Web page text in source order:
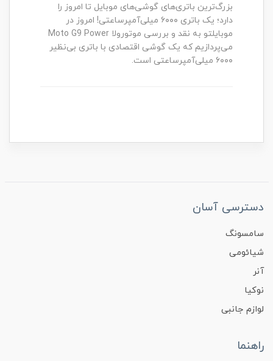
بزرگ‌ترین باتری‌های گوشی‌های موبایل تا امروز را
دارد؛ یک باتری ۶۰۰۰ میلی‌آمپرساعتی! امروز در
موبایلتو به نقد و بررسی موتورولا Moto G9 Power
می‌پردازیم که یک گوشی اقتصادی با باتری بی‌نظیر
۶۰۰۰ میلی‌آمپرساعتی است.
دسترسی آسان
سامسونگ
شیائومی
آنر
نوکیا
لوازم جانبی
راهنما